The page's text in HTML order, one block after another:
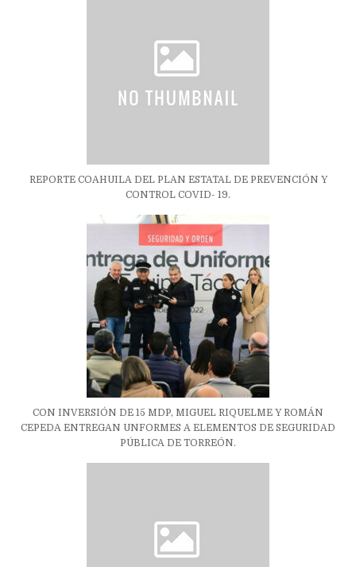
REPORTE COAHUILA DEL PLAN ESTATAL DE PREVENCIÓN Y
CONTROL COVID- 19.
CON INVERSIÓN DE 15 MDP, MIGUEL RIQUELME Y ROMÁN
CEPEDA ENTREGAN UNFORMES A ELEMENTOS DE SEGURIDAD
PÚBLICA DE TORREÓN.